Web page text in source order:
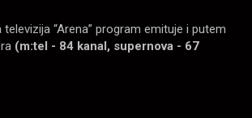
“Arena” program emituje i putem
(m:tel - 84 kanal, supernova - 67